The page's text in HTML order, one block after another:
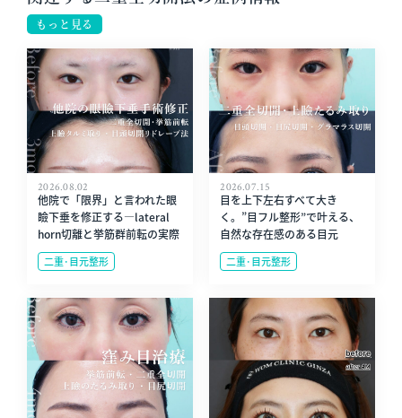
もっと見る
2026.08.02
他院で「限界」と言われた眼
瞼下垂を修正する—lateral
horn切離と挙筋群前転の実際
二重･目元整形
2026.07.15
目を上下左右すべて大き
く。”目フル整形”で叶える、
自然な存在感のある目元
二重･目元整形